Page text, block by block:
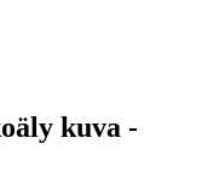
kuva -